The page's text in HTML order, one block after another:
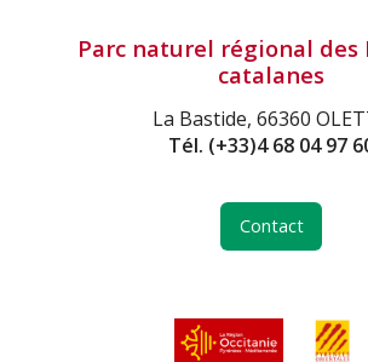
Parc naturel régional des
catalanes
La Bastide, 66360
Tél. (+33)4 68 04 97
Contact